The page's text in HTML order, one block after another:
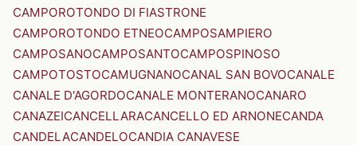
CAMPOROTONDO DI FIASTRONE
CAMPOROTONDO ETNEOCAMPOSAMPIERO
CAMPOSANOCAMPOSANTOCAMPOSPINOSO
CAMPOTOSTOCAMUGNANOCANAL SAN BOVOCANALE
CANALE D'AGORDOCANALE MONTERANOCANARO
CANAZEICANCELLARACANCELLO ED ARNONECANDA
CANDELACANDELOCANDIA CANAVESE